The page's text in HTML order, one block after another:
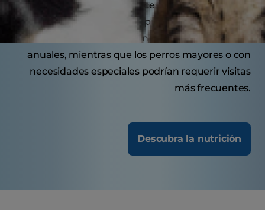
Los cachorros pueden necesitar varias visitas de
vacunación durante su primer año. Los perros
adultos suelen beneficiarse de revisiones
anuales, mientras que los perros mayores o con
necesidades especiales podrían requerir visitas
más frecuentes.
Descubra la nutrición